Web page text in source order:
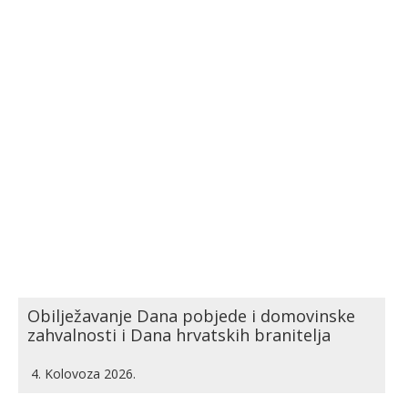
Obilježavanje Dana pobjede i domovinske
zahvalnosti i Dana hrvatskih branitelja
4. Kolovoza 2026.